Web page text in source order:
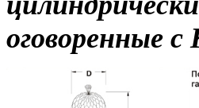
оговоренные